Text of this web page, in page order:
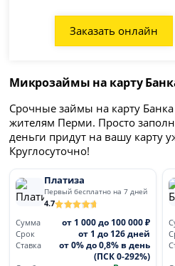
Заказать онлайн
Микрозаймы на карту
Срочные займы на карту
жителям Перми. Просто
деньги придут на вашу карту
Круглосуточно!
Платиза
Первый бесплатно на 7 дней
4.7
Сумма
от 1 000 до 100 000 ₽
Срок от 1 до 126 дней
Ставка
от 0% до 0,8% в день
(ПСК 0-292%)